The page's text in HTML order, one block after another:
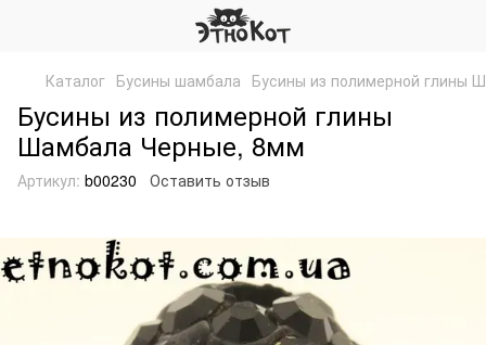
Каталог Бусины шамбала Бусины из полимерной глины
Бусины из полимерной глины
Шамбала Черные, 8мм
Артикул: b00230 Оставить отзыв